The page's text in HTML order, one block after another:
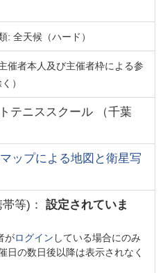
: 全天候（ハード）
主催者本人及び主催者枠による参
）
テニススクール（千葉
ップによる地図と衛星写
等)： 設定されていま
がログイン している場合にのみ
日の数日後以降は表示されなく